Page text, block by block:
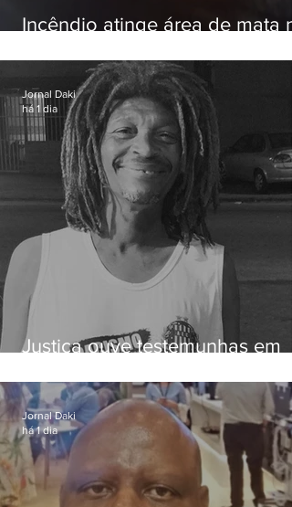
Incêndio atinge área de mata
Iguaçu
Justiça ouve testemunhas em
dívida de R$ 25
Jornal Daki
há 1 dia
Jornal Daki
há 1 dia